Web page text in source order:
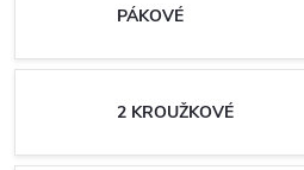
PÁKOVÉ
2 KROUŽKOVÉ